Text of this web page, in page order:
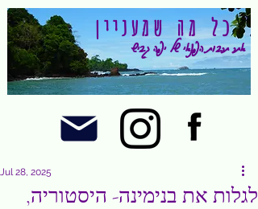
אתר תרבות הפנאי של יפה גביש
כל מה שמעניין
לגלות את בנימינה- היסטוריה,
Jul 28, 2025